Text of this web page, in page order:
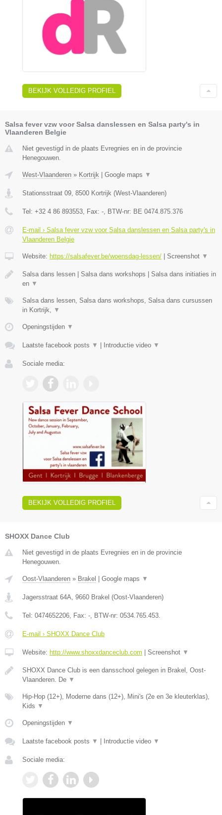
BEKIJK VOLLEDIG PROFIEL
Salsa fever vzw voor Salsa danslessen en Salsa party's in
Vlaanderen Belgie
Niet gevestigd in de plaats Evregnies en in de provincie
Henegouwen.
West-Vlaanderen » Kortrijk Google maps ▼
Stationsstraat 09, 8500 Kortrijk (West-Vlaanderen)
Tel: +32 4 86 893553, Fax: -, BTW-nr: BE 0474.875.376
E-mail › Salsa fever vzw voor Salsa danslessen en Salsa party's in
Vlaanderen Belgie
Website: https://salsafever.be/woensdag-lessen/ Screenshot ▼
Salsa dans lessen | Salsa dans workshops | Salsa dans initiaties in
en ▼
Salsa dans lessen, Salsa dans workshops, Salsa dans cursussen
in Kortrijk, ▼
Openingstijden ▼
Laatste facebook posts ▼ Introductie video ▼
Sociale media:
BEKIJK VOLLEDIG PROFIEL
SHOXX Dance Club
Niet gevestigd in de plaats Evregnies en in de provincie
Henegouwen.
Oost-Vlaanderen » Brakel | Google maps ▼
Jagersstraat 64A 9660 Brakel (Oost-Vlaanderen)
Tel: 0474652206 , Fax: - , BTW-nr: 0534.765.453.
E-mail › SHOXX Dance Club
Website: http://www.shoxxdanceclub.com | Screenshot ▼
SHOXX Dance Club is een dansschool gelegen in Brakel, Oost-
Vlaanderen. De ▼
Hip-Hop (12+), Moderne dans (12+), Mini's (2e en 3e kleuterklas),
Kids ▼
Openingstijden ▼
Laatste facebook posts ▼ | Introductie video ▼
Sociale media: